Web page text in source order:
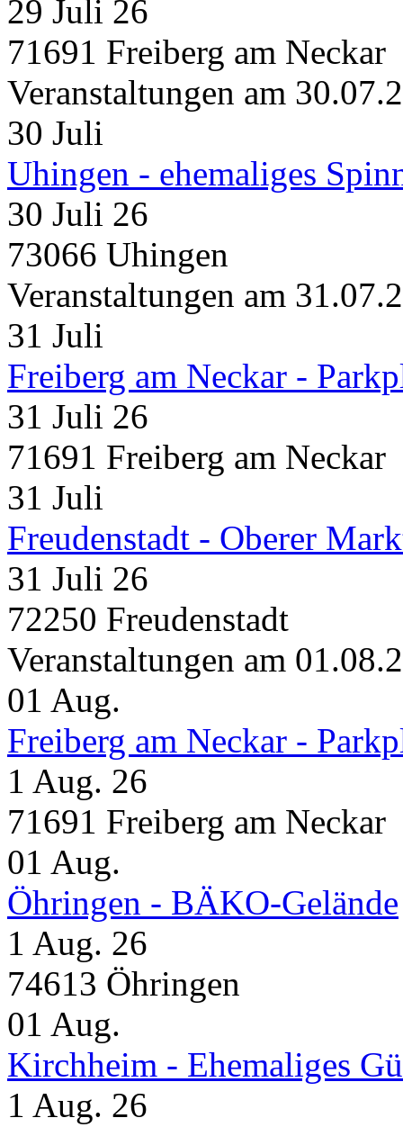
29 Juli 26
71691 Freiberg am Neckar
Veranstaltungen am
30 Juli
Uhingen - ehemaliges
30 Juli 26
73066 Uhingen
Veranstaltungen am
31 Juli
Freiberg am Neckar -
31 Juli 26
71691 Freiberg am Neckar
31 Juli
Freudenstadt - Oberer
31 Juli 26
72250 Freudenstadt
Veranstaltungen am
01 Aug.
Freiberg am Neckar -
1 Aug. 26
71691 Freiberg am Neckar
01 Aug.
Öhringen - BÄKO-Gelände
1 Aug. 26
74613 Öhringen
01 Aug.
Kirchheim - Ehemaliges
1 Aug. 26